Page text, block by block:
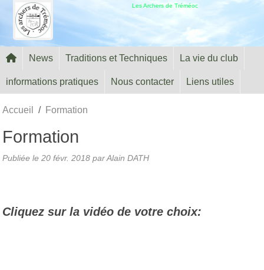
Les Archers de Tréméoc
News Traditions et Techniques La vie du club
informations pratiques Nous contacter Liens utiles
Accueil Formation
Formation
Publiée le 20 févr. 2018 par Alain DATH
Cliquez sur la vidéo de votre choix:
Panneau de gestion des cookies